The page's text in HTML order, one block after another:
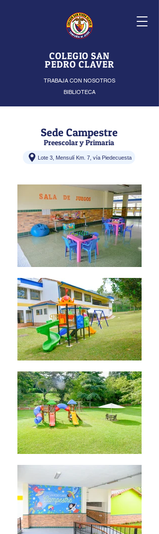
COLEGIO SAN
PEDRO CLAVER
TRABAJA CON NOSOTROS
BIBLIOTECA
Sede Campestre
Preescolar y Primaria
Lote 3, Mensulí Km. 7, vía Piedecuesta